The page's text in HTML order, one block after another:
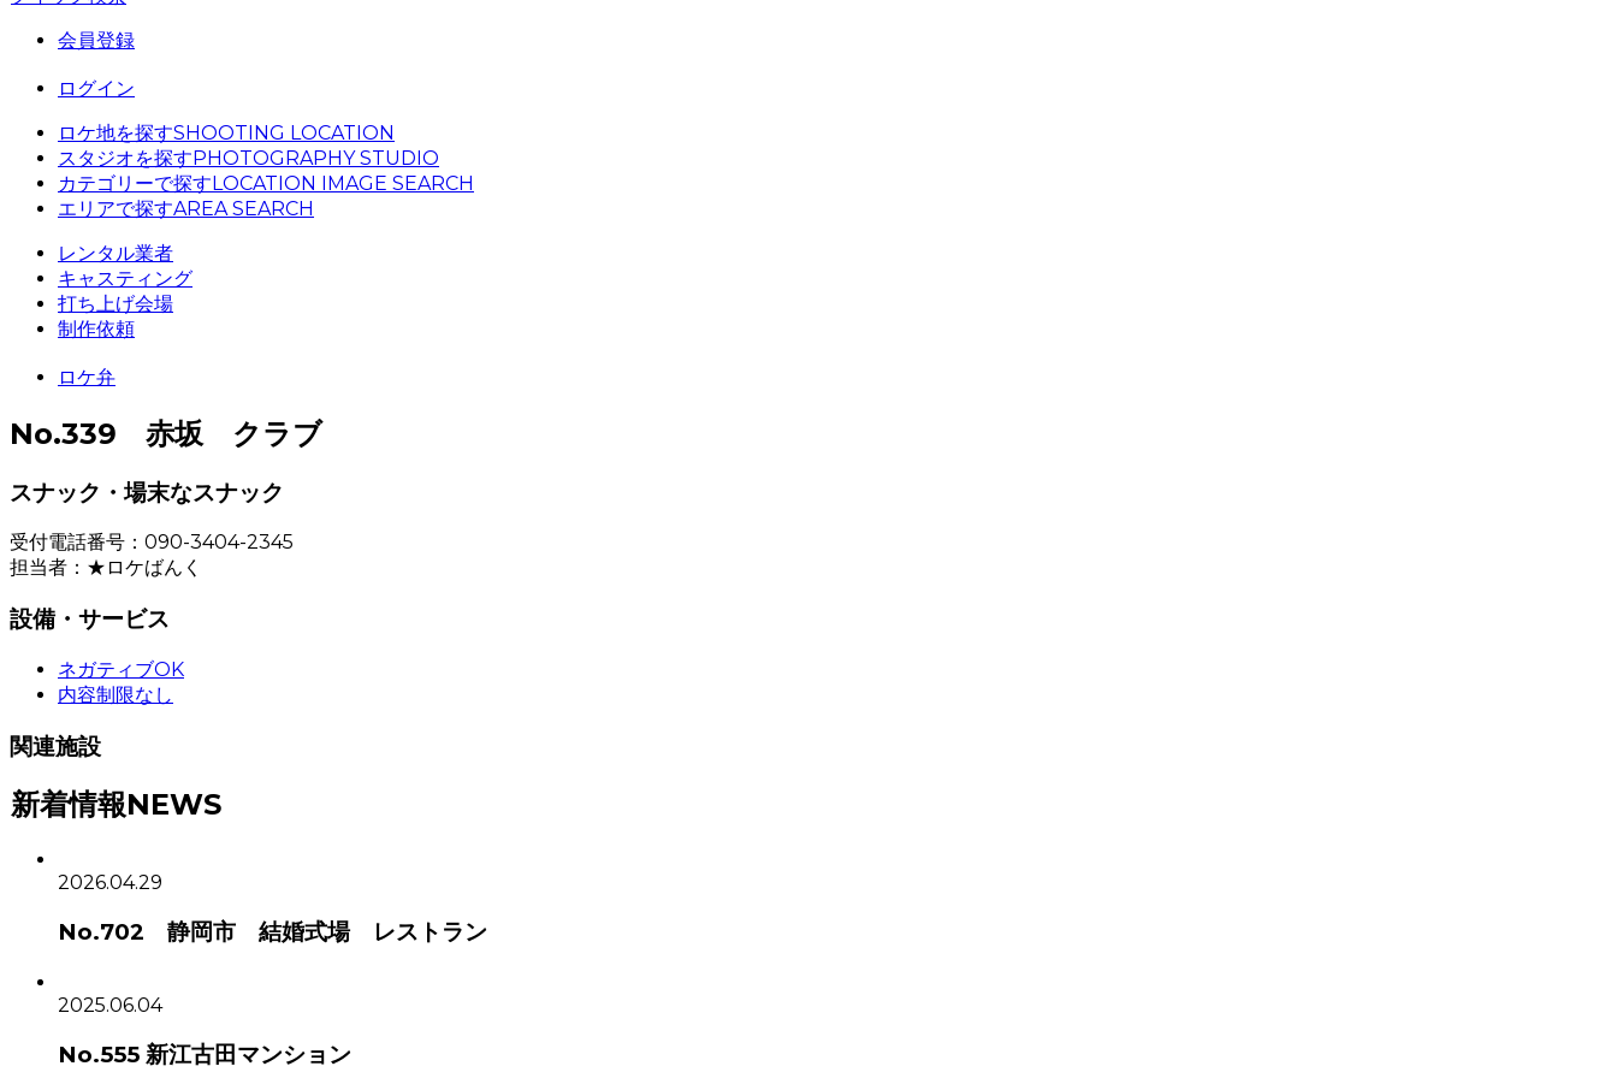
会員登録
ログイン
ロケ地を探すSHOOTING LOCATION
スタジオを探すPHOTOGRAPHY STUDIO
カテゴリーで探すLOCATION IMAGE SEARCH
エリアで探すAREA SEARCH
レンタル業者
キャスティング
打ち上げ会場
制作依頼
ロケ弁
No.339 赤坂 クラブ
スナック・場末なスナック
受付電話番号：090-3404-2345
担当者：★ロケばんく
設備・サービス
ネガティブOK
内容制限なし
関連施設
新着情報NEWS
2026.04.29
No.702 静岡市 結婚式場 レストラン
2025.06.04
No.555 新江古田マンション